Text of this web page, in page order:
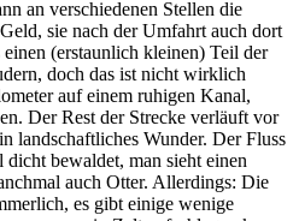
an verschiedenen Stellen die
sie nach der Umfahrt auch dort
(erstaunlich kleinen) Teil der
doch das ist nicht wirklich
auf einem ruhigen Kanal,
Der Rest der Strecke verläuft vor
landschaftliches Wunder. Der Fluss
bewaldet, man sieht einen
auch Otter. Allerdings: Die
es gibt einige wenige